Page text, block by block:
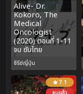
Alive- Dr.
Kokoro, The
Medical
Oncologist
(2020) ตอนที่ 1-11
จบ ซับไทย
ซีรีย์ญี่ปุ่น
7.1